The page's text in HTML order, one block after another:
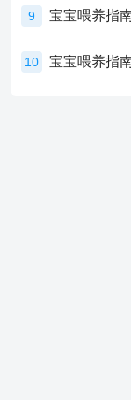
9 宝宝喂养指
10 宝宝喂养指